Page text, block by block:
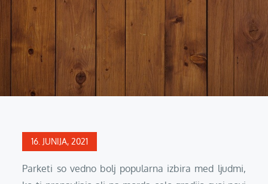
Posted
16. JUNIJA, 2021
Parketi so vedno bolj popularna izbira med ljudmi,